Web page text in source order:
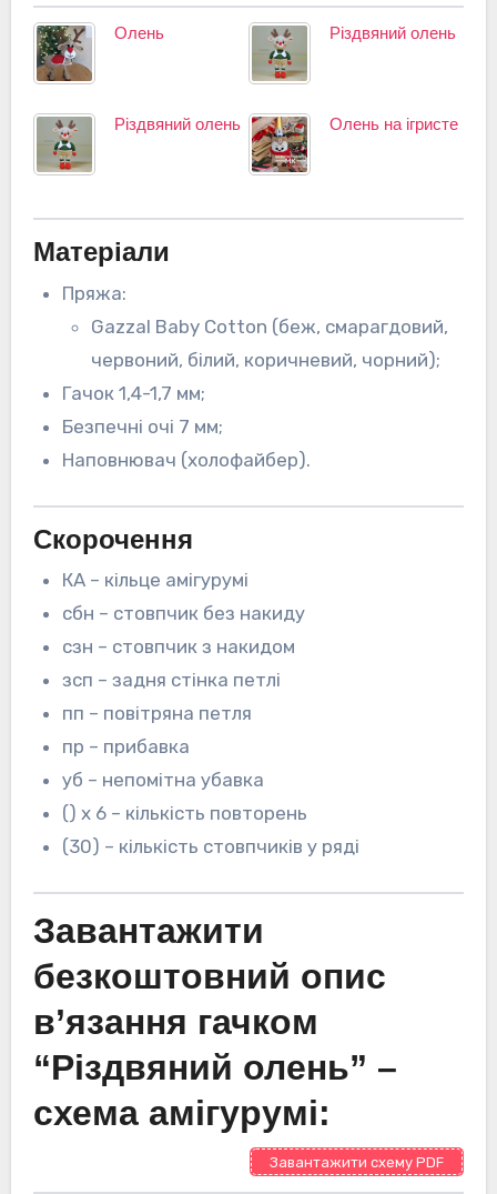
Олень Різдвяний олень
Різдвяний олень Олень на ігристе
Матеріали
Пряжа:
Gazzal Baby Cotton (беж, смарагдовий,
червоний, білий, коричневий, чорний);
Гачок 1,4-1,7 мм;
Безпечні очі 7 мм;
Наповнювач (холофайбер).
Скорочення
КА – кільце амігурумі
сбн – стовпчик без накиду
сзн – стовпчик з накидом
зсп – задня стінка петлі
пп – повітряна петля
пр – прибавка
уб – непомітна убавка
() х 6 – кількість повторень
(30) – кількість стовпчиків у ряді
Завантажити
безкоштовний опис
в’язання гачком
“Різдвяний олень” –
схема амігурумі:
Завантажити схему PDF